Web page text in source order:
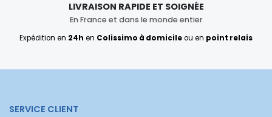
LIVRAISON RAPIDE ET SOIGNÉE
En France et dans le monde entier
Expédition en 24h en Colissimo à domicileou en point relais
SERVICE CLIENT